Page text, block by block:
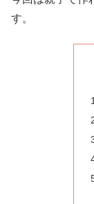
す。